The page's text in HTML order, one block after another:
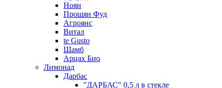
Ноян
Прошян Фуд
Агроянс
Витал
te Gusto
Шамб
Арцах Био
Лимонад
Дарбас
"ДАРБАС" 0,5 л в стекле